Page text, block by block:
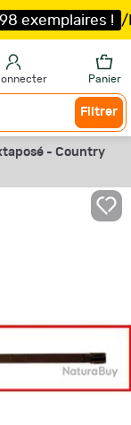
! /
Panier
Filtrer
- Country